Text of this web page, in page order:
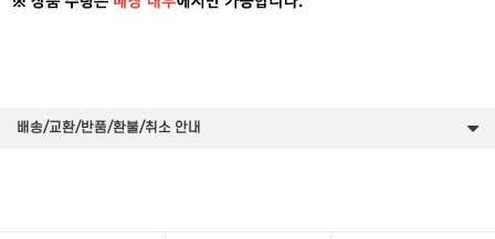
배송/교환/반품/환불/취소 안내